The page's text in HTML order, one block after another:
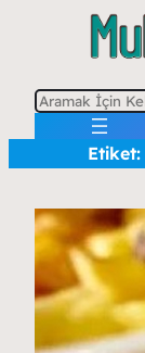
A
Etiket: